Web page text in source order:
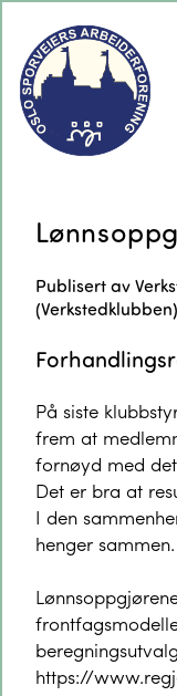
Publisert av
(Verkstedklubben)
På siste
frem at
fornøyd med
Det er bra at
I den
henger sammen.
https://